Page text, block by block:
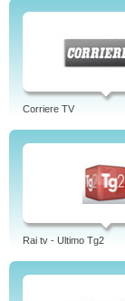
Corriere TV
Rai tv - Ultimo Tg2